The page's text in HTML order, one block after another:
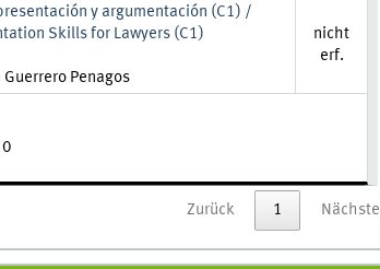
y argumentación (C1) /
Skills for Lawyers (C1)
Penagos
nicht
erf.
Zurück 1 Nächste